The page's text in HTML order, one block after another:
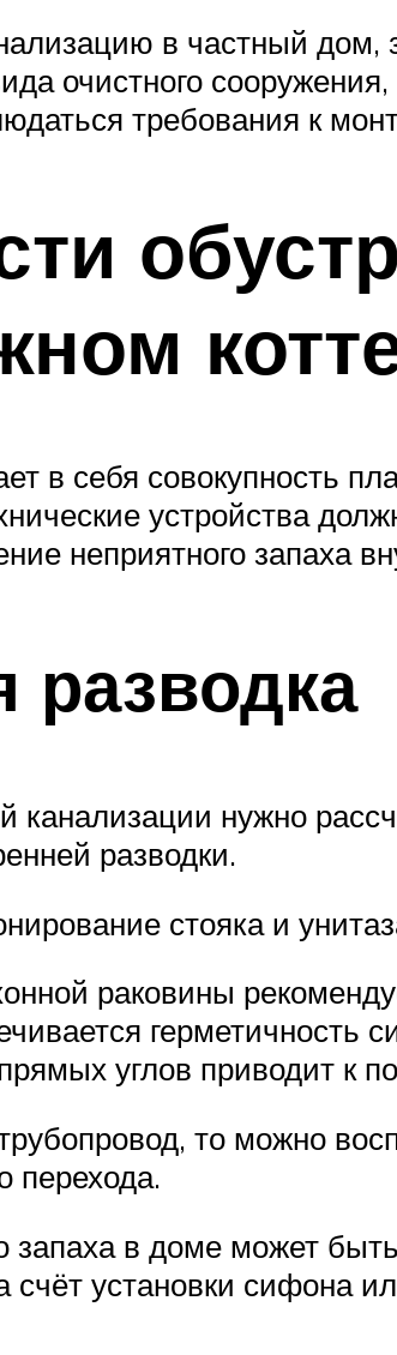
в частный
очистного
требования к
в себя совокупность
устройства
неприятного запаха
разводка
нужно
разводки.
стояка и
раковины
герметичность
углов приводит к
то можно
перехода.
запаха в доме может
счёт установки сифона